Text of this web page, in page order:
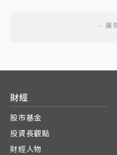
財經
股市基金
投資長觀點
財經人物